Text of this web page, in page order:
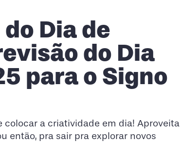
Dia de
do Dia
para o Signo
colocar a criatividade em dia! Aproveita
então, pra sair pra explorar novos